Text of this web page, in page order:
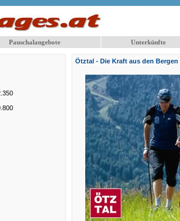
Pauschalangebote Unterkünfte
Ötztal - Die Kraft aus den Bergen